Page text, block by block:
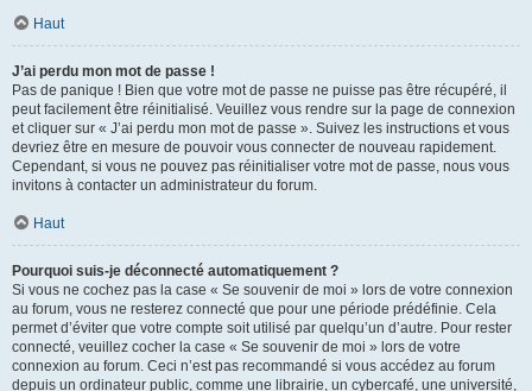
Haut
J’ai perdu mon mot de passe !
Pas de panique ! Bien que votre mot de passe ne puisse pas être récupéré, il
peut facilement être réinitialisé. Veuillez vous rendre sur la page de connexion
et cliquer sur « J’ai perdu mon mot de passe ». Suivez les instructions et vous
devriez être en mesure de pouvoir vous connecter de nouveau rapidement.
Cependant, si vous ne pouvez pas réinitialiser votre mot de passe, nous vous
invitons à contacter un administrateur du forum.
Haut
Pourquoi suis-je déconnecté automatiquement ?
Si vous ne cochez pas la case « Se souvenir de moi » lors de votre connexion
au forum, vous ne resterez connecté que pour une période prédéfinie. Cela
permet d’éviter que votre compte soit utilisé par quelqu’un d’autre. Pour rester
connecté, veuillez cocher la case « Se souvenir de moi » lors de votre
connexion au forum. Ceci n’est pas recommandé si vous accédez au forum
depuis un ordinateur public, comme une librairie, un cybercafé, une université,